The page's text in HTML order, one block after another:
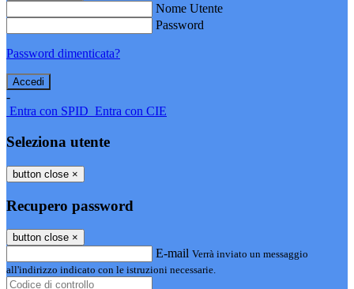
Nome Utente
Password
Password dimenticata?
-
Entra con SPID Entra con CIE
Seleziona utente
button close ×
Recupero password
button close ×
E-mail Verrà inviato un messaggio
all'indirizzo indicato con le istruzioni necessarie.